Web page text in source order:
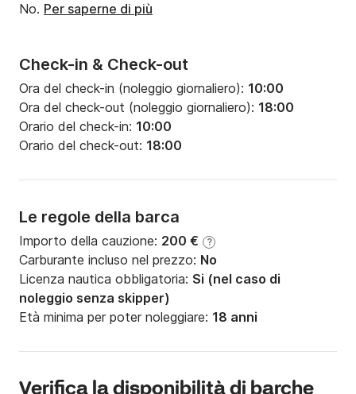
Check-in & Check-out
Ora del check-in (noleggio giornaliero): 10:00
Ora del check-out (noleggio giornaliero): 18:00
Orario del check-in: 10:00
Orario del check-out: 18:00
Le regole della barca
Importo della cauzione: 200 € ?
Carburante incluso nel prezzo: No
Licenza nautica obbligatoria: Si (nel caso di
noleggio senza skipper)
Età minima per poter noleggiare: 18 anni
No. Per saperne di più